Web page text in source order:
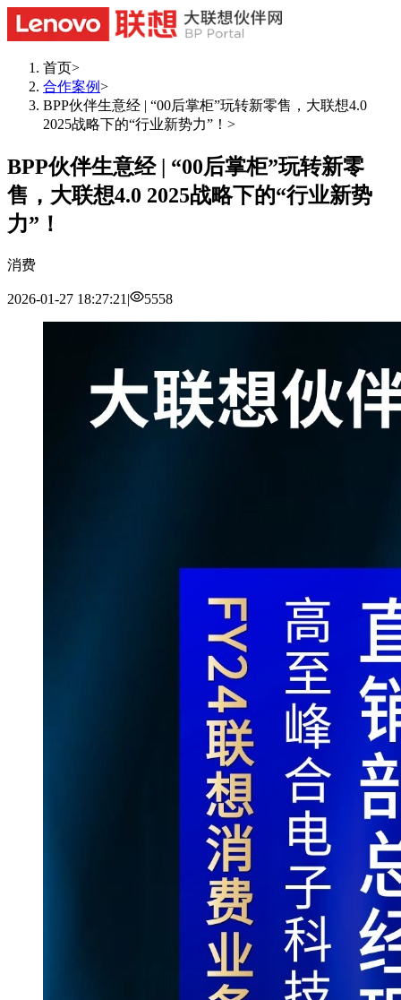
首页>
合作案例>
BPP伙伴生意经 | “00后掌柜”玩转新零售，大联想4.0
2025战略下的“行业新势力”！ >
BPP伙伴生意经 | “00后掌柜”玩转新零
售，大联想4.0 2025战略下的“行业新势
力”！
消费
2026-01-27 18:27:21 | 5558